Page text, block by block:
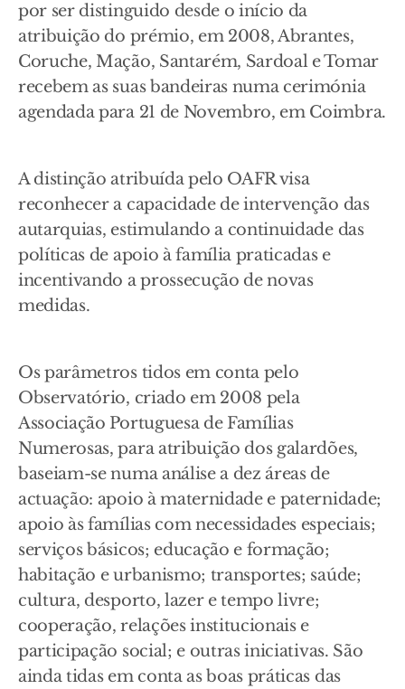
por ser distinguido desde o início da
atribuição do prémio, em 2008, Abrantes,
Coruche, Mação, Santarém, Sardoal e Tomar
recebem as suas bandeiras numa cerimónia
agendada para 21 de Novembro, em Coimbra.
A distinção atribuída pelo OAFR visa
reconhecer a capacidade de intervenção das
autarquias, estimulando a continuidade das
políticas de apoio à família praticadas e
incentivando a prossecução de novas
medidas.
Os parâmetros tidos em conta pelo
Observatório, criado em 2008 pela
Associação Portuguesa de Famílias
Numerosas, para atribuição dos galardões,
baseiam-se numa análise a dez áreas de
actuação: apoio à maternidade e paternidade;
apoio às famílias com necessidades especiais;
serviços básicos; educação e formação;
habitação e urbanismo; transportes; saúde;
cultura, desporto, lazer e tempo livre;
cooperação, relações institucionais e
participação social; e outras iniciativas. São
ainda tidas em conta as boas práticas das